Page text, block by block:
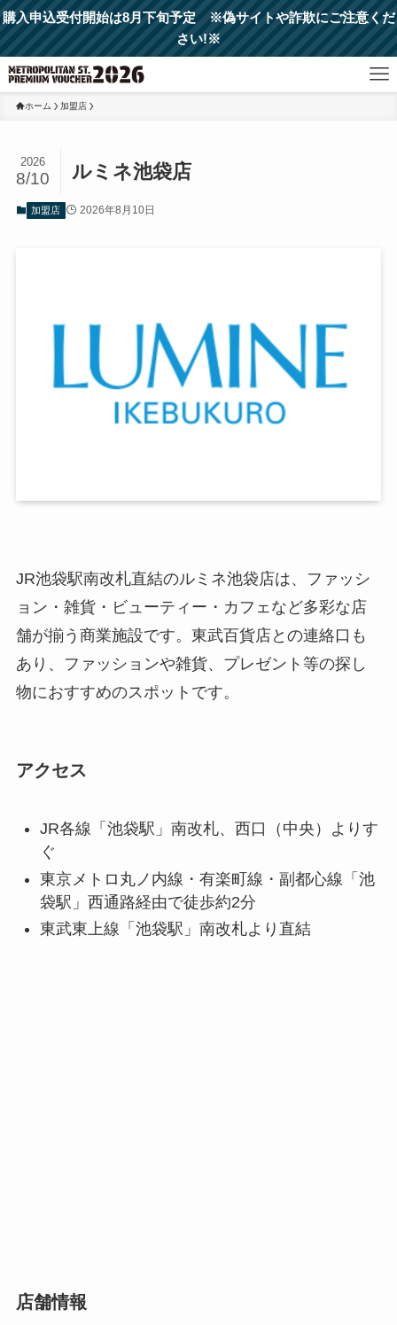
購入申込受付開始は8月下旬予定 ※偽サイトや詐欺にご注意くだ
さい!※
ホーム 加盟店
ルミネ池袋店
2026
8/10
加盟店 2026年8月10日
JR池袋駅南改札直結のルミネ池袋店は、ファッシ
ョン・雑貨・ビューティー・カフェなど多彩な店
舗が揃う商業施設です。東武百貨店との連絡口も
あり、ファッションや雑貨、プレゼント等の探し
物におすすめのスポットです。
アクセス
JR各線「池袋駅」南改札、西口（中央）よりす
ぐ
東京メトロ丸ノ内線・有楽町線・副都心線「池
袋駅」西通路経由で徒歩約2分
東武東上線「池袋駅」南改札より直結
店舗情報